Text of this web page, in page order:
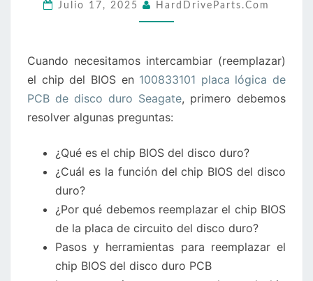
100833101
DE
DISCO
DURO
SEAGATE
Julio 17, 2025 HardDriveParts.com
Cuando necesitamos intercambiar (reemplazar)
el chip del BIOS en 100833101 placa lógica de
PCB de disco duro Seagate, primero debemos
resolver algunas preguntas:
¿Qué es el chip BIOS del disco duro?
¿Cuál es la función del chip BIOS del disco
duro?
¿Por qué debemos reemplazar el chip BIOS
de la placa de circuito del disco duro?
Pasos y herramientas para reemplazar el
chip BIOS del disco duro PCB